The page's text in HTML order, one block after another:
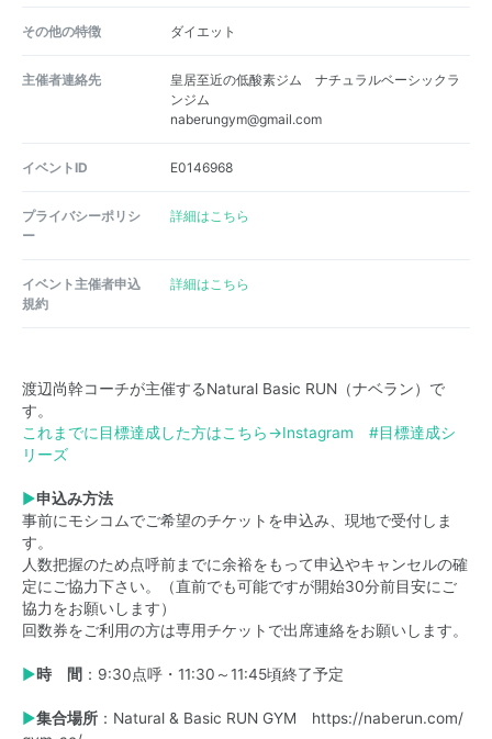
その他の特徴 ダイエット
主催者連絡先
皇居至近の低酸素ジム ナチュラルベーシックラ
ンジム
naberungym@gmail.com
イベントID E0146968
プライバシーポリシ
ー
詳細はこちら
イベント主催者申込
規約
詳細はこちら
渡辺尚幹コーチが主催するNatural Basic RUN（ナベラン）で
す。
これまでに目標達成した方はこちら→Instagram #目標達成シ
リーズ
▶申込み方法
事前にモシコムでご希望のチケットを申込み、現地で受付しま
す。
人数把握のため点呼前までに余裕をもって申込やキャンセルの確
定にご協力下さい。（直前でも可能ですが開始30分前目安にご
協力をお願いします）
回数券をご利用の方は専用チケットで出席連絡をお願いします。
▶時 間 ：9:30点呼・11:30～11:45頃終了予定
▶集合場所 ：Natural & Basic RUN GYM https://naberun.com/